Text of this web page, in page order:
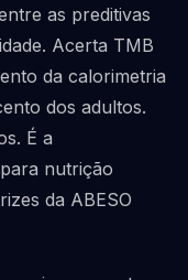
as preditivas
Acerta TMB
da calorimetria
dos adultos.
É a
nutrição
da ABESO